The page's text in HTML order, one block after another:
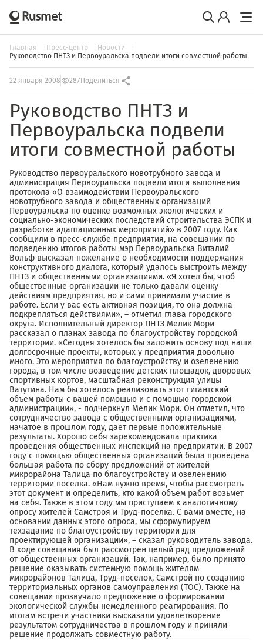
Главная Пресс-центр
Новости
Руководство ПНТЗ и Первоуральска подвели итоги совместной работы
22 января 2008 287 Поделиться
Руководство ПНТЗ и
Первоуральска подвели
итоги совместной работы
Руководство первоуральского новотрубного завода и
администрация Первоуральска подвели итоги выполнения
протокола «О взаимодействии Первоуральского
новотрубного завода и общественных организаций
Первоуральска по оценке возможных экологических и
социально-экономических последствий строительства ЭСПК и
разработке адаптационных мероприятий» в 2007 году. Как
сообщили в пресс-службе предприятия, на совещании по
подведению итогов работы мэр Первоуральска Виталий
Вольф высказал пожелание о необходимости поддержания
конструктивного диалога, который удалось выстроить между
ПНТЗ и общественными организациями. «Я хотел бы, чтоб
общественные организации не только давали оценку
действиям предприятия, но и сами принимали участие в
работе. Если у вас есть активная позиция, то она должна
подкрепляться действиями», – отметил глава городского
округа. Исполнительный директор ПНТЗ Мелик Мори
рассказал о планах завода по благоустройству городской
территории. «Сегодня хотелось бы заложить основу под наши
долгосрочные проекты, которых у предприятия довольно
много. Это мероприятия по благоустройству и озеленению
города, в том числе возведение детских площадок, дворовых
спортивных кортов, масштабная реконструкция улицы
Ватутина. Нам бы хотелось реализовать этот гигантский
объем работы с вашей помощью и с помощью городской
администрации», - подчеркнул Мелик Мори. Он отметил, что
сотрудничество завода с общественными организациями,
начатое в прошлом году, дает первые положительные
результаты. Хорошо себя зарекомендовала практика
проведения общественных инспекций на предприятии. В 2007
году с помощью общественных организаций была проведена
большая работа по сбору предложений от жителей
микрорайона Талица по благоустройству и озеленению
территории поселка. «Нам нужно время, чтобы рассмотреть
этот документ и определить, кто какой объем работ возьмет
на себя. Также в этом году мы приступаем к аналогичному
опросу жителей Самстроя и Труд-поселка. С вами вместе, на
основании данных этого опроса, мы сформулируем
техзадание по благоустройству территории для
проектирующей организации», – сказал руководитель завода.
В ходе совещания был рассмотрен целый ряд предложений
от общественных организаций. Так, например, было принято
решение оказывать системную помощь жителям
микрорайонов Талица, Труд-поселок, Самстрой по созданию
территориальных органов самоуправления (ТОС). Также на
совещании прозвучало предложение о формировании
экологической службы немедленного реагирования. По
итогам встречи участники высказали удовлетворение
результатом сотрудничества в прошлом году и приняли
решение продолжать совместную работу.